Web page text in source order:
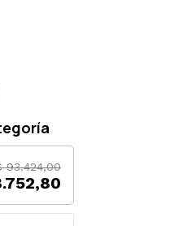
93.424,00